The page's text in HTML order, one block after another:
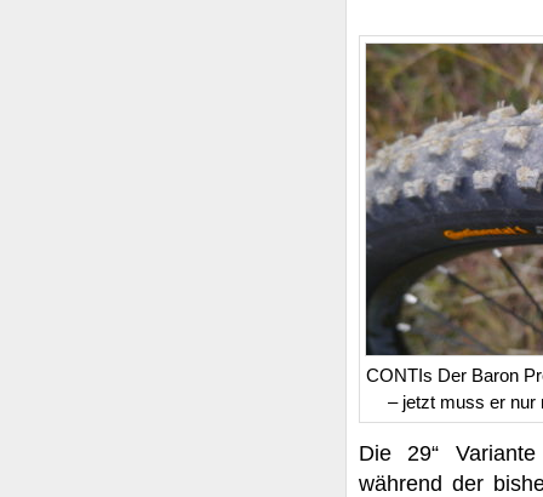
CONTIs Der Baron
– jetzt muss er nur
Die 29“
während der